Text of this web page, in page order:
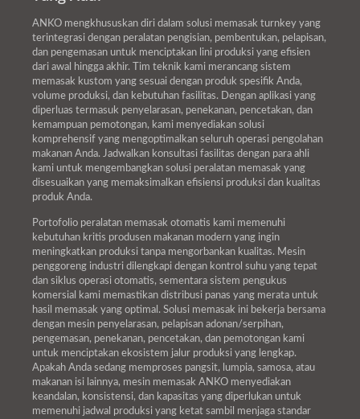
ANKO mengkhususkan diri dalam solusi memasak turnkey yang
terintegrasi dengan peralatan pengisian, pembentukan, pelapisan,
dan pengemasan untuk menciptakan lini produksi yang efisien
dari awal hingga akhir. Tim teknik kami merancang sistem
memasak kustom yang sesuai dengan produk spesifik Anda,
volume produksi, dan kebutuhan fasilitas. Dengan aplikasi yang
diperluas termasuk penyelarasan, penekanan, pencetakan, dan
kemampuan pemotongan, kami menyediakan solusi
komprehensif yang mengoptimalkan seluruh operasi pengolahan
makanan Anda. Jadwalkan konsultasi fasilitas dengan para ahli
kami untuk mengembangkan solusi peralatan memasak yang
disesuaikan yang memaksimalkan efisiensi produksi dan kualitas
produk Anda.
Portofolio peralatan memasak otomatis kami memenuhi
kebutuhan kritis produsen makanan modern yang ingin
meningkatkan produksi tanpa mengorbankan kualitas. Mesin
penggoreng industri dilengkapi dengan kontrol suhu yang tepat
dan siklus operasi otomatis, sementara sistem pengukus
komersial kami memastikan distribusi panas yang merata untuk
hasil memasak yang optimal. Solusi memasak ini bekerja bersama
dengan mesin penyelarasan, pelapisan adonan/serpihan,
pengemasan, penekanan, pencetakan, dan pemotongan kami
untuk menciptakan ekosistem jalur produksi yang lengkap.
Apakah Anda sedang memproses pangsit, lumpia, samosa, atau
makanan isi lainnya, mesin memasak ANKO menyediakan
keandalan, konsistensi, dan kapasitas yang diperlukan untuk
memenuhi jadwal produksi yang ketat sambil menjaga standar